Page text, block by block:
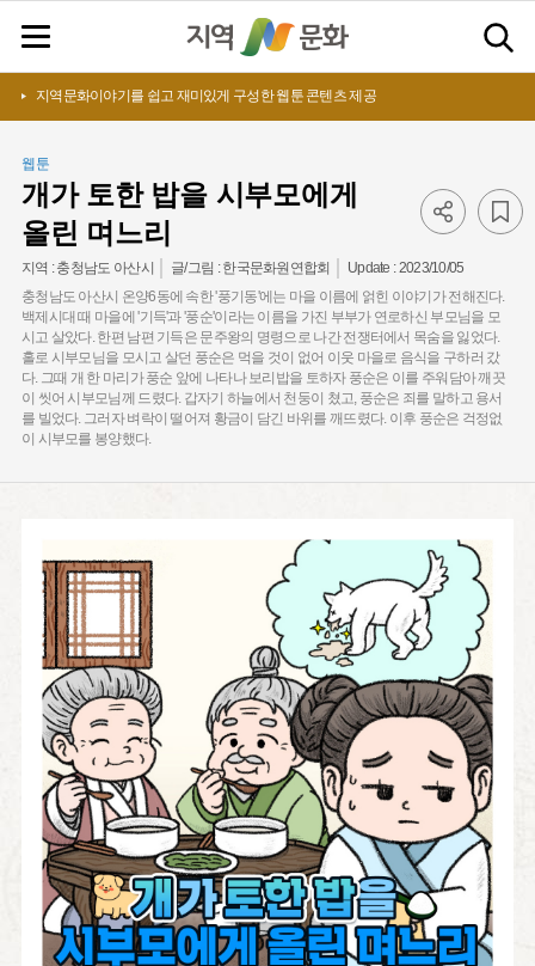
지역문화이야기를 쉽고 재미있게 구성한 웹툰 콘텐츠 제공
웹툰
개가 토한 밥을 시부모에게
올린 며느리
지역 :충청남도 아산시 글/그림 :한국문화원연합회 Update : 2023/10/05
충청남도 아산시 온양6동에 속한 '풍기동'에는 마을 이름에 얽힌 이야기가 전해진다.
백제시대 때 마을에 '기득'과 '풍순'이라는 이름을 가진 부부가 연로하신 부모님을 모
시고 살았다. 한편 남편 기득은 문주왕의 명령으로 나간 전쟁터에서 목숨을 잃었다.
홀로 시부모님을 모시고 살던 풍순은 먹을 것이 없어 이웃 마을로 음식을 구하러 갔
다. 그때 개 한 마리가 풍순 앞에 나타나 보리밥을 토하자 풍순은 이를 주워담아 깨끗
이 씻어 시부모님께 드렸다. 갑자기 하늘에서 천둥이 쳤고, 풍순은 죄를 말하고 용서
를 빌었다. 그러자 벼락이 떨어져 황금이 담긴 바위를 깨뜨렸다. 이후 풍순은 걱정없
이 시부모를 봉양했다.